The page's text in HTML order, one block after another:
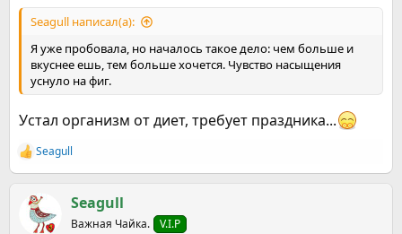
Seagull написал(а):
Я уже пробовала, но началось такое дело: чем больше и
вкуснее ешь, тем больше хочется. Чувство насыщения
уснуло на фиг.
Устал организм от диет, требует праздника...
Р
е
Seagull
Seagull
Важная Чайка. V.I.P